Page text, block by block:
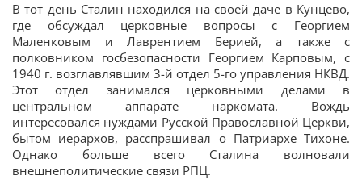
В тот день Сталин находился на своей даче в Кунцево,
где обсуждал церковные вопросы с Георгием
Маленковым и Лаврентием Берией, а также с
полковником госбезопасности Георгием Карповым, с
1940 г. возглавлявшим 3-й отдел 5-го управления НКВД.
Этот отдел занимался церковными делами в
центральном аппарате наркомата. Вождь
интересовался нуждами Русской Православной Церкви,
бытом иерархов, расспрашивал о Патриархе Тихоне.
Однако больше всего Сталина волновали
внешнеполитические связи РПЦ.